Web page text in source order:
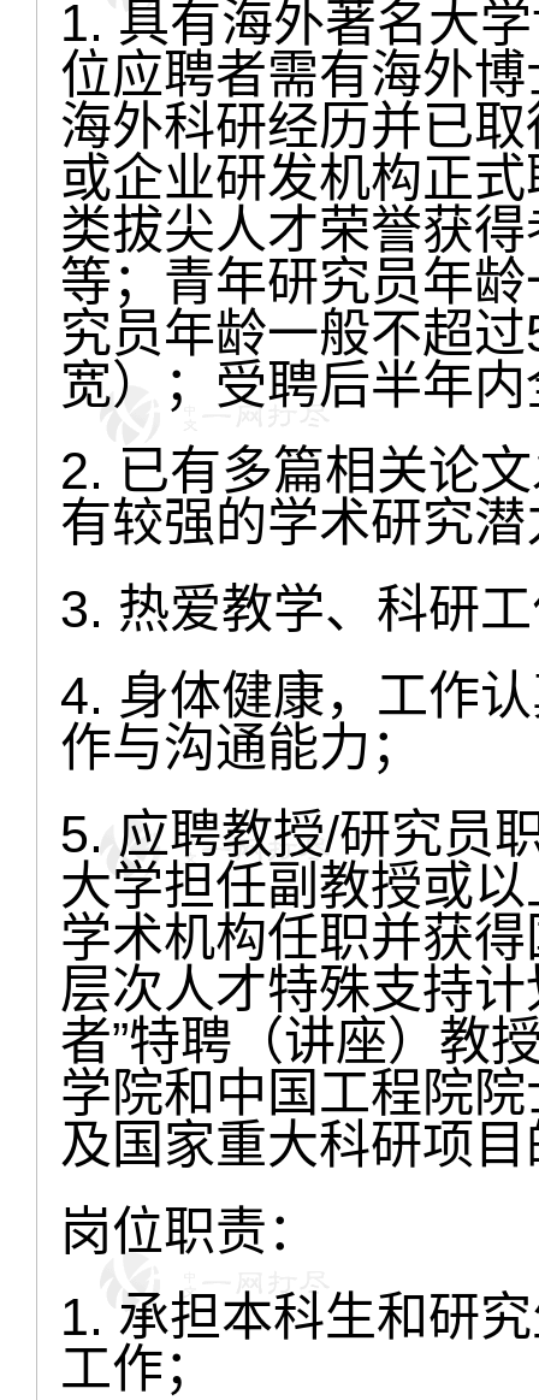
1. 具有海外著名大
位应聘者需有海外
海外科研经历并已
或企业研发机构正
类拔尖人才荣誉获
等；青年研究员年
究员年龄一般不超
宽）；受聘后半年
2. 已有多篇相关论
有较强的学术研究
3. 热爱教学、科研
4. 身体健康，工作
作与沟通能力；
5. 应聘教授/研究员
大学担任副教授或
学术机构任职并获
层次人才特殊支持
者”特聘（讲座）教
学院和中国工程院
及国家重大科研项
岗位职责：
1. 承担本科生和研
工作；